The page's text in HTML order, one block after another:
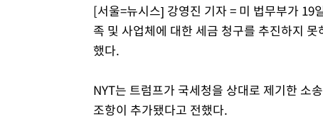
[서울=뉴시스] 강영진 기자 = 미 법무부가
족 및 사업체에 대한 세금 청구를 추진하지
했다.
NYT는 트럼프가 국세청을 상대로 제기한 소
조항이 추가됐다고 전했다.